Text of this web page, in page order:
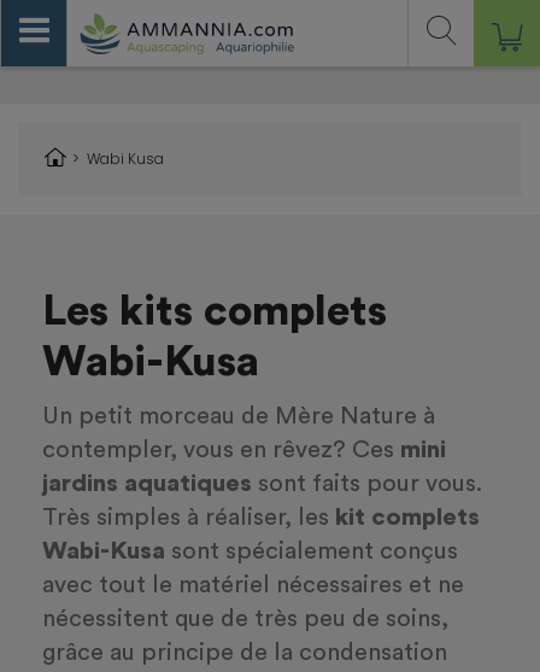
> Wabi Kusa
Les kits complets
Wabi-Kusa
Un petit morceau de Mère Nature à
contempler, vous en rêvez? Ces mini
jardins aquatiques sont faits pour vous.
Très simples à réaliser, les kit complets
Wabi-Kusa sont spécialement conçus
avec tout le matériel nécessaires et ne
nécessitent que de très peu de soins,
grâce au principe de la condensation